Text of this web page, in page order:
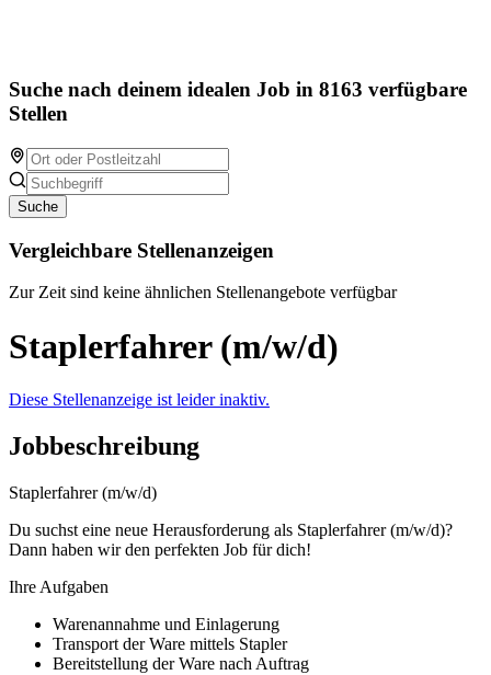
Suche nach deinem idealen Job in 8163 verfügbare
Stellen
Suche
Vergleichbare Stellenanzeigen
Zur Zeit sind keine ähnlichen Stellenangebote verfügbar
Staplerfahrer (m/w/d)
Diese Stellenanzeige ist leider inaktiv.
Jobbeschreibung
Staplerfahrer (m/w/d)
Du suchst eine neue Herausforderung als Staplerfahrer (m/w/d)?
Dann haben wir den perfekten Job für dich!
Ihre Aufgaben
Warenannahme und Einlagerung
Transport der Ware mittels Stapler
Bereitstellung der Ware nach Auftrag